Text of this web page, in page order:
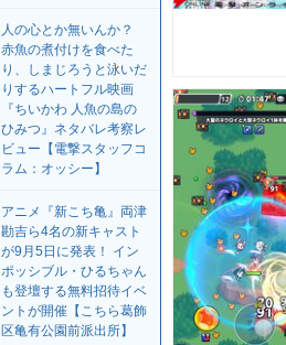
人の心とか無いんか？
赤魚の煮付けを食べた
り、しまじろうと泳いだ
りするハートフル映画
『ちいかわ 人魚の島の
ひみつ』ネタバレ考察レ
ビュー【電撃スタッフコ
ラム：オッシー】
アニメ『新こち亀』両津
勘吉ら4名の新キャスト
が9月5日に発表！ イン
ポッシブル・ひるちゃん
も登壇する無料招待イベ
ントが開催【こちら葛飾
区亀有公園前派出所】